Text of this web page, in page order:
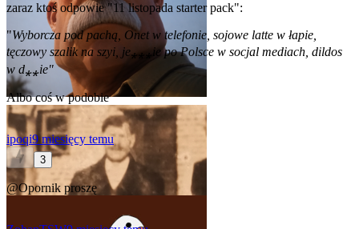
zaraz ktoś odpowie "11 listopada starter pack":
"Wyborcza pod pachą, Onet w telefonie, sojowe latte w łapie,
tęczowy szalik na szyi, je⁎⁎⁎ie po Polsce w socjal mediach, dildos
w d⁎⁎ie"
Albo coś w podobie
ipoqi9 miesięcy temu
3
@Opornik proszę